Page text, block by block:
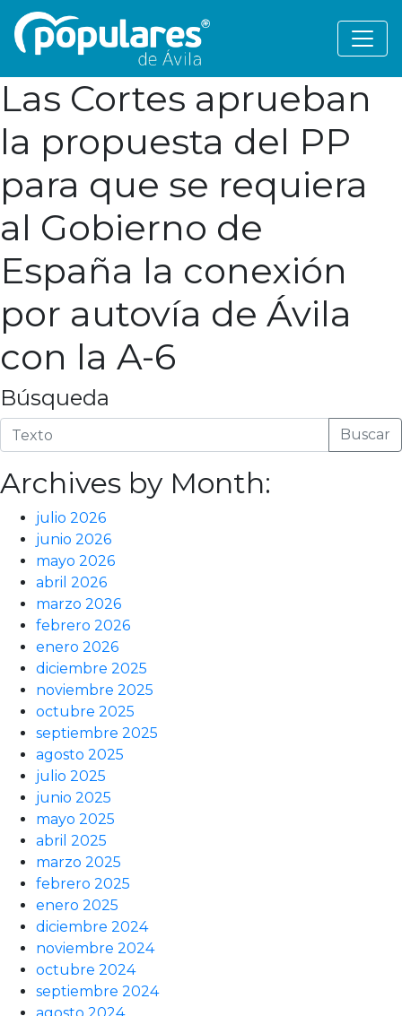
Las Cortes aprueban
la propuesta del PP
para que se requiera
al Gobierno de
España la conexión
por autovía de Ávila
con la A-6
Búsqueda
Buscar
Archives by Month:
julio 2026
junio 2026
mayo 2026
abril 2026
marzo 2026
febrero 2026
enero 2026
diciembre 2025
noviembre 2025
octubre 2025
septiembre 2025
agosto 2025
julio 2025
junio 2025
mayo 2025
abril 2025
marzo 2025
febrero 2025
enero 2025
diciembre 2024
noviembre 2024
octubre 2024
septiembre 2024